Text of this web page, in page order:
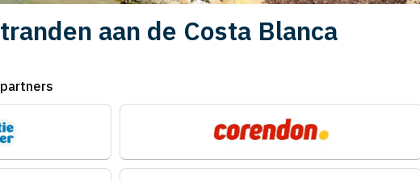
aan de Costa Blanca